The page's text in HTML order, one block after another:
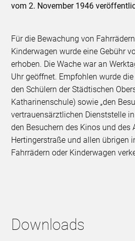
vom 2. November 1946
Für die Bewachung von
Kinderwagen wurde eine Gebühr
erhoben. Die Wache war an
Uhr geöffnet. Empfohlen wurde
den Schülern der Städtischen
Katharinenschule) sowie „den
vertrauensärztlichen Dienststelle
den Besuchern des Kinos und des
Hertingerstraße und allen übrigen
Fahrrädern oder Kinderwagen
Downloads